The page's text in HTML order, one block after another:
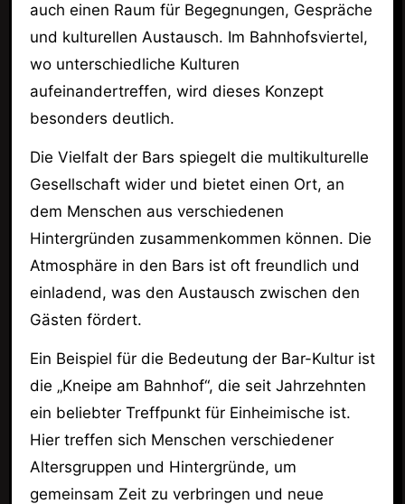
auch einen Raum für Begegnungen, Gespräche
und kulturellen Austausch. Im Bahnhofsviertel,
wo unterschiedliche Kulturen
aufeinandertreffen, wird dieses Konzept
besonders deutlich.
Die Vielfalt der Bars spiegelt die multikulturelle
Gesellschaft wider und bietet einen Ort, an
dem Menschen aus verschiedenen
Hintergründen zusammenkommen können. Die
Atmosphäre in den Bars ist oft freundlich und
einladend, was den Austausch zwischen den
Gästen fördert.
Ein Beispiel für die Bedeutung der Bar-Kultur ist
die „Kneipe am Bahnhof“, die seit Jahrzehnten
ein beliebter Treffpunkt für Einheimische ist.
Hier treffen sich Menschen verschiedener
Altersgruppen und Hintergründe, um
gemeinsam Zeit zu verbringen und neue